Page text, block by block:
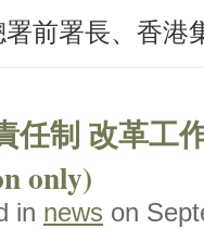
前署長、香港
任制 改革工
only)
in news on